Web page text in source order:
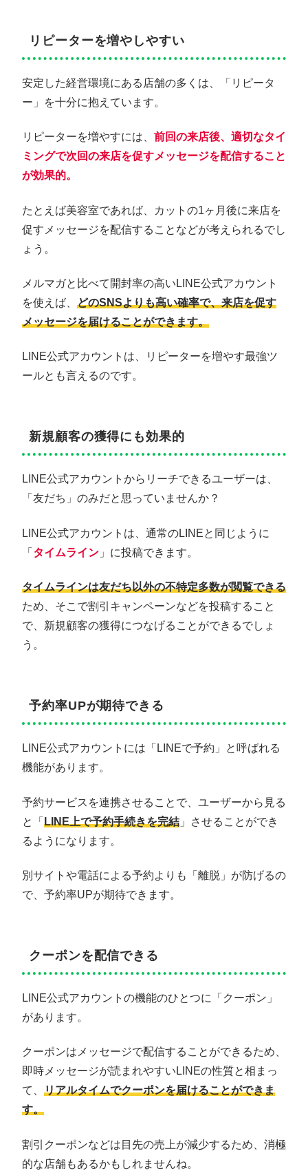
リピーターを増やしやすい
安定した経営環境にある店舗の多くは、「リピータ
ー」を十分に抱えています。
リピーターを増やすには、 前回の来店後、適切なタイ
ミングで次回の来店を促すメッセージを配信すること
が効果的。
たとえば美容室であれば、カットの1ヶ月後に来店を
促すメッセージを配信することなどが考えられるでし
ょう。
メルマガと比べて開封率の高いLINE公式アカウント
を使えば、 どのSNSよりも高い確率で、来店を促す
メッセージを届けることができます。
LINE公式アカウントは、リピーターを増やす最強ツ
ールとも言えるのです。
新規顧客の獲得にも効果的
LINE公式アカウントからリーチできるユーザーは、
「友だち」のみだと思っていませんか？
LINE公式アカウントは、通常のLINEと同じように
「 タイムライン 」に投稿できます。
タイムラインは友だち以外の不特定多数が閲覧できる
ため、そこで割引キャンペーンなどを投稿すること
で、新規顧客の獲得につなげることができるでしょ
う。
予約率UPが期待できる
LINE公式アカウントには「LINEで予約」と呼ばれる
機能があります。
予約サービスを連携させることで、ユーザーから見る
と「 LINE上で予約手続きを完結 」させることができ
るようになります。
別サイトや電話による予約よりも「離脱」が防げるの
で、予約率UPが期待できます。
クーポンを配信できる
LINE公式アカウントの機能のひとつに「クーポン」
があります。
クーポンはメッセージで配信することができるため、
即時メッセージが読まれやすいLINEの性質と相まっ
て、 リアルタイムでクーポンを届けることができま
す。
割引クーポンなどは目先の売上が減少するため、消極
的な店舗もあるかもしれませんね。